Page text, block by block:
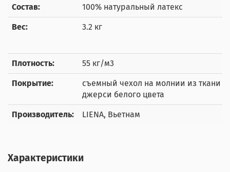
Состав: 100% натуральный латекс
Вес: 3.2 кг
Плотность: 55 кг/м3
Покрытие:
съемный чехол на молнии из ткани
джерси белого цвета
Производитель: LIENA, Вьетнам
Характеристики